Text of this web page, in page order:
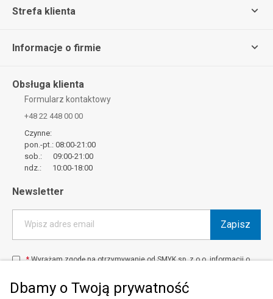
Dbamy o Twoją prywatność
Strefa klienta
Informacje o firmie
Obsługa klienta
Formularz kontaktowy
+48 22 448 00 00
Czynne:
pon.-pt.: 08:00-21:00
sob.: 09:00-21:00
ndz.: 10:00-18:00
Newsletter
Wpisz adres email Zapisz
*Wyrażam zgodę na otrzymywanie od SMYK sp. z o.o. informacji o
elektronicznej (e-mail).